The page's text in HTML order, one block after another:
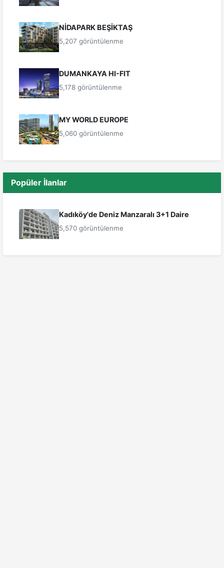
NİDAPARK BEŞİKTAŞ
5,207 görüntülenme
DUMANKAYA HI-FIT
5,178 görüntülenme
MY WORLD EUROPE
5,060 görüntülenme
Popüler İlanlar
Kadıköy'de Deniz Manzaralı 3+1 Daire
5,570 görüntülenme